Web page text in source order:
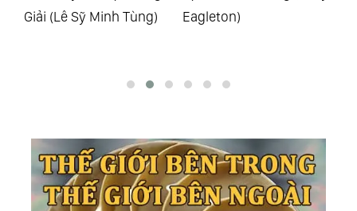
Giải (Lê Sỹ Minh Tùng)
Eagleton)